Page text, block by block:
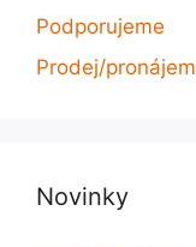
Podporujeme
Prodej/pronájem
Novinky